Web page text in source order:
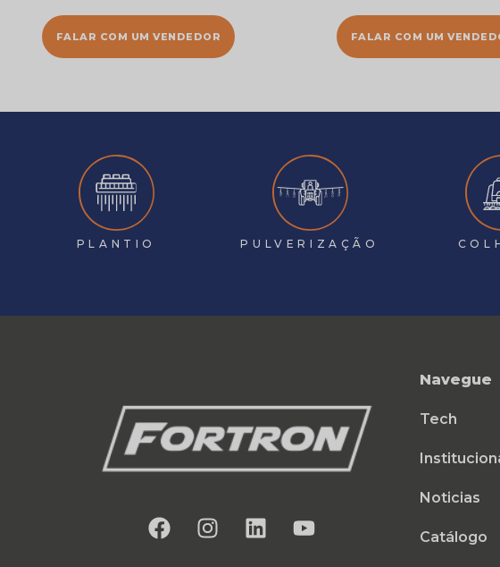
FALAR COM UM VENDEDOR FALAR COM UM
PLANTIO PULVERIZAÇÃO
Navegue
Tech
Noticias
Catálogo